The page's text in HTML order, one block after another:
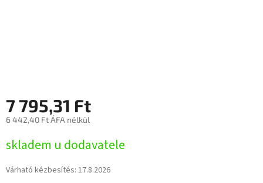
7 795,31 Ft
6 442,40 Ft ÁFA nélkül
skladem u dodavatele
Várható kézbesítés: 17.8.2026